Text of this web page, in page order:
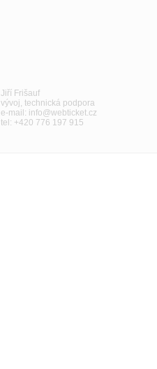
Jiří Frišauf
vývoj, technická podpora
e-mail: info@webticket.cz
tel: +420 776 197 915